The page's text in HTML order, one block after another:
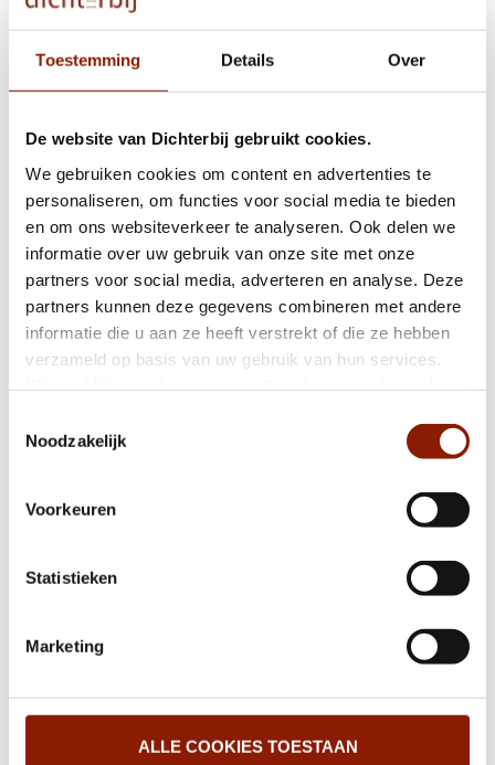
Toestemming Details Over
De website van Dichterbij gebruikt cookies.
We gebruiken cookies om content en advertenties te
personaliseren, om functies voor social media te bieden
en om ons websiteverkeer te analyseren. Ook delen we
informatie over uw gebruik van onze site met onze
partners voor social media, adverteren en analyse. Deze
partners kunnen deze gegevens combineren met andere
informatie die u aan ze heeft verstrekt of die ze hebben
verzameld op basis van uw gebruik van hun services.
Op onzeprivacypagina
kunt u meer lezen over onze
cookies en via de cookie-instellingen button linksonder op
onze website kan je je toestemming op elk moment
wijzigen.
Noodzakelijk
Voorkeuren
Statistieken
Marketing
ALLE COOKIES TOESTAAN
Dichterbij ontvangt NEN 7510-certificaat
vinden
Nationaal Hitteplan actief
Help jij mee met het testen van onze nieuwe
website?
Mijn Eigen Plan: van handige app naar
binnen Dichterbij en STEVIG
verslagleggen